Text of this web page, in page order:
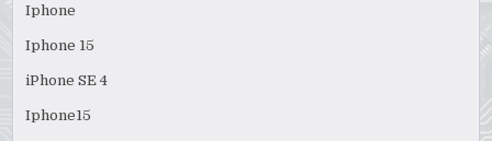
Iphone
Iphone 15
iPhone SE 4
Iphone15